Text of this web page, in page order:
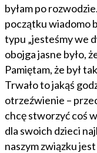
byłam po
początku wiadomo
typu „jesteśmy we
obojga jasne było,
Pamiętam, że był
Trwało to jakąś
otrzeźwienie –
chcę stworzyć coś
dla swoich dzieci
naszym związku